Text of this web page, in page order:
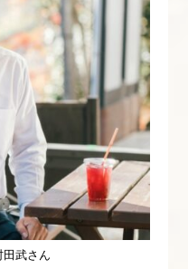
武さん